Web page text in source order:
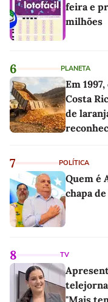
feira e
milhões
6 PLANETA
Em
Costa
de
7 POLÍTICA
Quem é
chapa
8 TV